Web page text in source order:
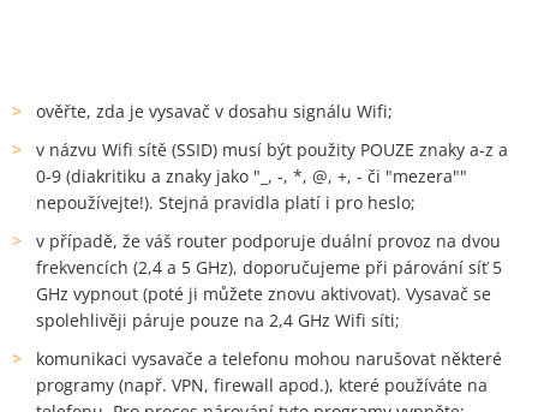
ověřte, zda je vysavač v dosahu signálu Wifi;
v názvu Wifi sítě (SSID) musí být použity POUZE znaky a-z a
0-9 (diakritiku a znaky jako "_, -, *, @, +, - či "mezera""
nepoužívejte!). Stejná pravidla platí i pro heslo;
v případě, že váš router podporuje duální provoz na dvou
frekvencích (2,4 a 5 GHz), doporučujeme při párování síť 5
GHz vypnout (poté ji můžete znovu aktivovat). Vysavač se
spolehlivěji páruje pouze na 2,4 GHz Wifi síti;
komunikaci vysavače a telefonu mohou narušovat některé
programy (např. VPN, firewall apod.), které používáte na